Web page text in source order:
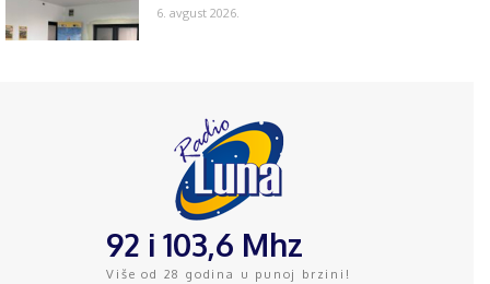
6. avgust 2026.
92 i 103,6 Mhz
Više od 28 godina u punoj brzini!